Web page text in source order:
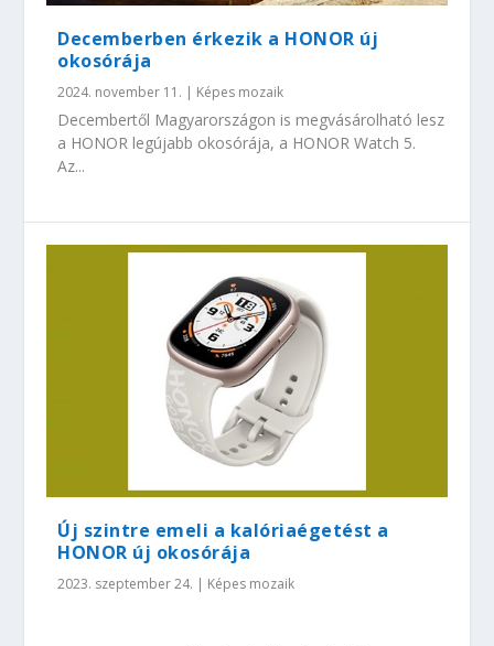
Decemberben érkezik a HONOR új
okosórája
2024. november 11. | Képes mozaik
Decembertől Magyarországon is megvásárolható lesz
a HONOR legújabb okosórája, a HONOR Watch 5.
Az...
Új szintre emeli a kalóriaégetést a
HONOR új okosórája
2023. szeptember 24. | Képes mozaik